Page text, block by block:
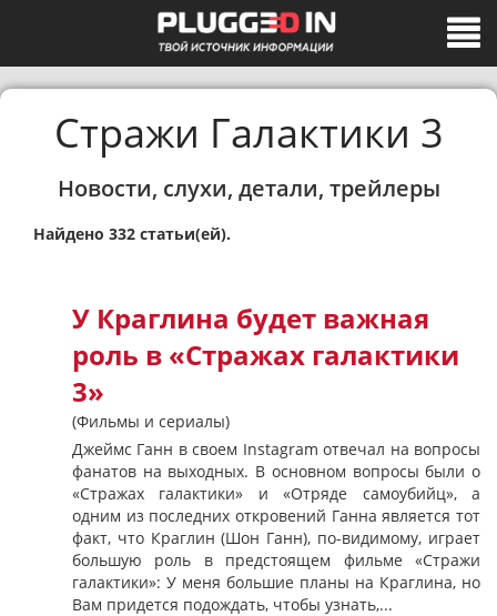
Стражи Галактики 3
Новости, слухи, детали, трейлеры
Найдено 332 статьи(ей).
У Краглина будет важная
роль в «Стражах галактики
3»
(Фильмы и сериалы)
Джеймс Ганн в своем Instagram отвечал на вопросы
фанатов на выходных. В основном вопросы были о
«Стражах галактики» и «Отряде самоубийц», а
одним из последних откровений Ганна является тот
факт, что Краглин (Шон Ганн), по-видимому, играет
большую роль в предстоящем фильме «Стражи
галактики»: У меня большие планы на Краглина, но
Вам придется подождать, чтобы узнать,...